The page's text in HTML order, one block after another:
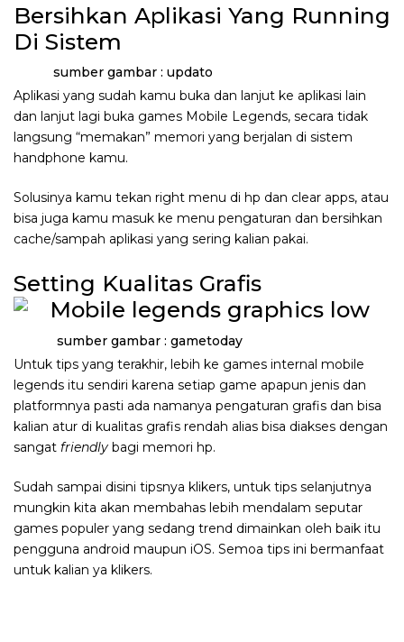
Bersihkan Aplikasi Yang Running
Di Sistem
sumber gambar : updato
Aplikasi yang sudah kamu buka dan lanjut ke aplikasi lain
dan lanjut lagi buka games Mobile Legends, secara tidak
langsung “memakan” memori yang berjalan di sistem
handphone kamu.
Solusinya kamu tekan right menu di hp dan clear apps, atau
bisa juga kamu masuk ke menu pengaturan dan bersihkan
cache/sampah aplikasi yang sering kalian pakai.
Setting Kualitas Grafis
sumber gambar : gametoday
Untuk tips yang terakhir, lebih ke games internal mobile
legends itu sendiri karena setiap game apapun jenis dan
platformnya pasti ada namanya pengaturan grafis dan bisa
kalian atur di kualitas grafis rendah alias bisa diakses dengan
sangat friendly bagi memori hp.
Sudah sampai disini tipsnya klikers, untuk tips selanjutnya
mungkin kita akan membahas lebih mendalam seputar
games populer yang sedang trend dimainkan oleh baik itu
pengguna android maupun iOS. Semoa tips ini bermanfaat
untuk kalian ya klikers.